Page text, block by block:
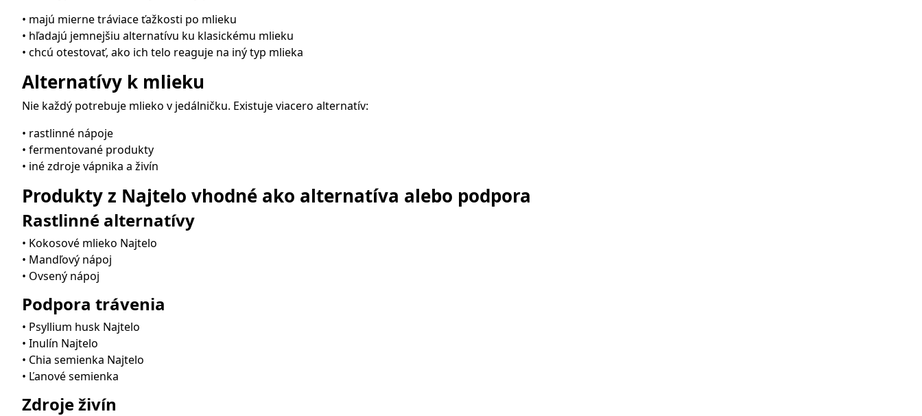
• majú mierne tráviace ťažkosti po mlieku
• hľadajú jemnejšiu alternatívu ku klasickému mlieku
• chcú otestovať, ako ich telo reaguje na iný typ mlieka
Alternatívy k mlieku
Nie každý potrebuje mlieko v jedálničku. Existuje viacero alternatív:
• rastlinné nápoje
• fermentované produkty
• iné zdroje vápnika a živín
Produkty z Najtelo vhodné ako alternatíva alebo podpora
Rastlinné alternatívy
• Kokosové mlieko Najtelo
• Mandľový nápoj
• Ovsený nápoj
Podpora trávenia
• Psyllium husk Najtelo
• Inulín Najtelo
• Chia semienka Najtelo
• Ľanové semienka
Zdroje živín